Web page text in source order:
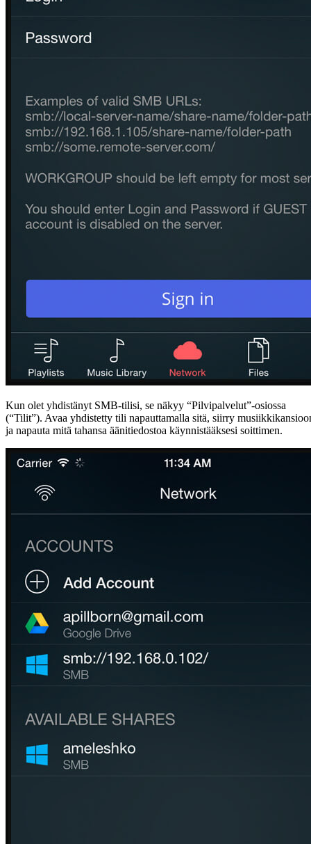
Kun olet yhdistänyt SMB-tilisi, se näkyy “Pilvipalvelut”-osiossa
(“Tilit”). Avaa yhdistetty tili napauttamalla sitä, siirry
ja napauta mitä tahansa äänitiedostoa käynnistääksesi soittimen.